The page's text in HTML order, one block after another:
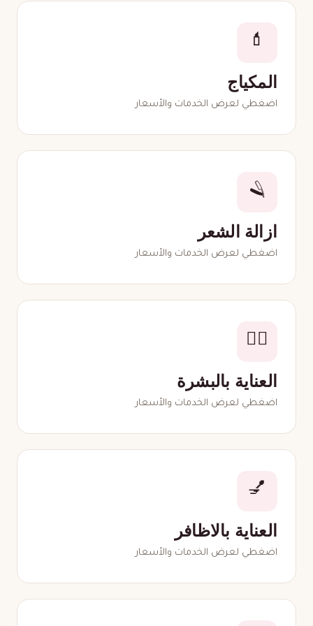
💄
المكياج
اضغطي لعرض الخدمات والأسعار
🪒
ازالة الشعر
اضغطي لعرض الخدمات والأسعار
🧖‍♀️
العناية بالبشرة
اضغطي لعرض الخدمات والأسعار
💅
العناية بالاظافر
اضغطي لعرض الخدمات والأسعار